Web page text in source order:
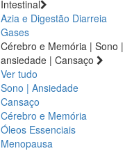
Intestinal
Azia e Digestão Diarreia
Gases
Cérebro e Memória | Sono |
ansiedade | Cansaço
Ver tudo
Sono | Ansiedade
Cansaço
Cérebro e Memória
Óleos Essenciais
Menopausa